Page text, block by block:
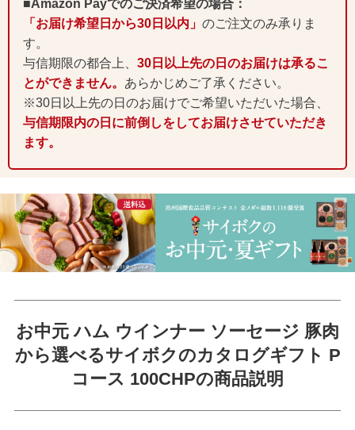
■Amazon Payでのご決済希望の場合：
「お届け希望日から30日以内」のご注文のみ承りま
す。
与信期限の都合上、30日以上先の日のお届けは承るこ
とができません。 あらかじめご了承ください。
※30日以上先の日のお届けでご希望いただいた場合、
与信期限内の日に前倒しをしてお届けさせていただき
ます。
お中元 ハム ウインナー ソーセージ 豚肉
から選べるサイボクのカタログギフト P
コース 100CHPの商品説明